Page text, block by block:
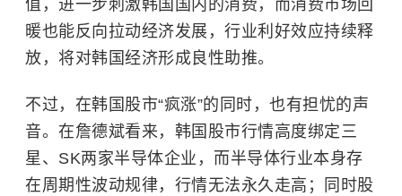
值，进一步刺激韩国国内的消费，而消费市场回
暖也能反向拉动经济发展，行业利好效应持续释
放，将对韩国经济形成良性助推。
不过，在韩国股市“疯涨”的同时，也有担忧的声
音。在詹德斌看来，韩国股市行情高度绑定三
星、SK两家半导体企业，而半导体行业本身存
在周期性波动规律，行情无法永久走高；同时股